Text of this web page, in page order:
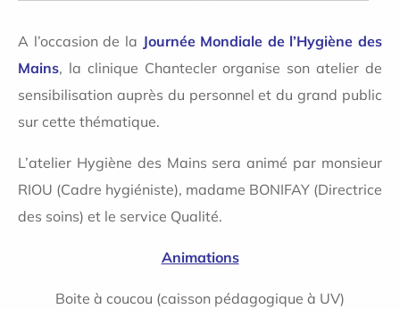
A l’occasion de la Journée Mondiale de l’Hygiène des
Mains, la clinique Chantecler organise son atelier de
sensibilisation auprès du personnel et du grand public
sur cette thématique.
L’atelier Hygiène des Mains sera animé par monsieur
RIOU (Cadre hygiéniste), madame BONIFAY (Directrice
des soins) et le service Qualité.
Animations
Boite à coucou (caisson pédagogique à UV)